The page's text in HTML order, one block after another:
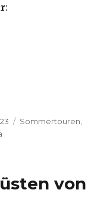
:
Kategorien
Sommertouren
von